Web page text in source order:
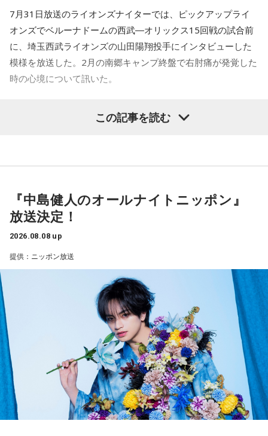
＜番組概要＞
番組名：SPORTS BEAT supported by TOYOTA
放送日時：毎週土曜 10:00～10:50
パーソナリティ：藤木直人、高見侑里
番組Webサイト：https://www.tfm.co.jp/beat/
番組公式X：@SPORTSBEAT_TFM
――実戦復帰まで4ヶ月という診断のもと、ファームで最初に
投げたのは7月11日でした。リハビリはうまくいったという
ことでしょうか？
山田「トレーナーさんのおかげでうまくいったと思います」
山田「順調にいくのも難しくて、リハビリをしていく上でエ
――石垣島で自主トレをともにした後輩である篠原響投手の
活躍をどうご覧になられましたか？
山田「球速がすごくて、僕も追いつけるように頑張ります」
――オールスターゲームの前に1軍へ復帰しました。ここまで
2試合に登板してみていかがですか？
山田「自分の持ち味が出せて抑えられることができたので、
そこは1番よかったのかなと思います。試合で投げる、野球が
できる感謝というのも再び感じることができましたし、野球
――今シーズンの登板はまだ2試合ですが、ヒットを1本も打
たれていないです。
山田「そうなんですか？ 何の意識もしていないです（笑）。
1イニングを無失点で抑える。どれだけピンチを作っても無失
7月31日放送のライオンズナイターでは、ピックアップライ
オンズでベルーナドームの西武―オリックス15回戦の試合前
に、埼玉西武ライオンズの山田陽翔投手にインタビューした
模様を放送した。2月の南郷キャンプ終盤で右肘痛が発覚した
時の心境について訊いた。
――1軍デビューを果たしたプロ3年目の昨シーズンは素晴ら
しい成績だったかと思いますが、「求めすぎずに自分のやる
――過去2年の苦労は昨シーズンに活きていたということです
ね。
山田「活きていると思います。ウエイトトレーニングなどで
身体作りができたと思うので、結果を出さないといけないと
ころで出せたというのはよかったと思います」
――2月の南郷キャンプ終盤で右肘痛が発覚した時の心境を教
山田「痛かったですし、手術のタイミングはすごく悩んだの
ですが、3月9日に手術をさせていただいた。痛いままプレー
をしていても成績も上がらないですし、自分としても不安を
抱えながらプレーをするのは嫌だったので、できるだけ早く
手術をして、早く復帰ができるようにというので決断しまし
た」
この記事を読む
『中島健人のオールナイトニッポン』
放送決定！
2026.08.08 up
提供：ニッポン放送